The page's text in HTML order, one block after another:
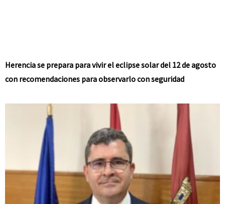
Herencia se prepara para vivir el eclipse solar del 12 de agosto
con recomendaciones para observarlo con seguridad